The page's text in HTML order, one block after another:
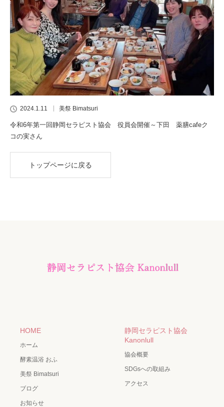
2024.1.11 美祭 Bimatsuri
令和6年第一回静岡セラピスト協会 役員会開催～下田 薬膳cafeク
コの実さん
トップページに戻る
HOME
ホーム
酵素温浴 おふ
美祭 Bimatsuri
ブログ
お知らせ
静岡セラピスト協会
Kanonlull
協会概要
SDGsへの取組み
アクセス